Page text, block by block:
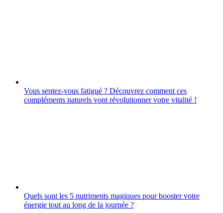
Vous sentez-vous fatigué ? Découvrez comment ces
compléments naturels vont révolutionner votre vitalité !
Quels sont les 5 nutriments magiques pour booster votre
énergie tout au long de la journée ?